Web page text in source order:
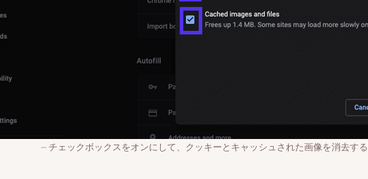
チェックボックスをオンにして、クッキーとキャッシュされた画像を消去する